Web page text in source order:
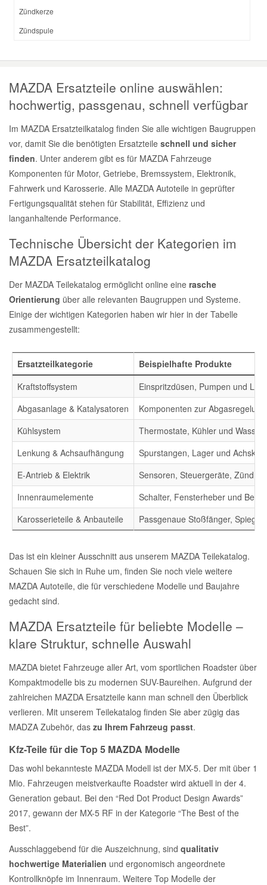
Zündkerze
Zündspule
MAZDA Ersatzteile online auswählen:
hochwertig, passgenau, schnell verfügbar
Im MAZDA Ersatzteilkatalog finden Sie alle wichtigen Baugruppen
vor, damit Sie die benötigten Ersatzteile schnell und sicher
finden. Unter anderem gibt es für MAZDA Fahrzeuge
Komponenten für Motor, Getriebe, Bremssystem, Elektronik,
Fahrwerk und Karosserie. Alle MAZDA Autoteile in geprüfter
Fertigungsqualität stehen für Stabilität, Effizienz und
langanhaltende Performance.
Technische Übersicht der Kategorien im
MAZDA Ersatzteilkatalog
Der MAZDA Teilekatalog ermöglicht online eine rasche
Orientierung über alle relevanten Baugruppen und Systeme.
Einige der wichtigen Kategorien haben wir hier in der Tabelle
zusammengestellt:
Ersatzteilkategorie
Beispielhafte Produkte
Kraftstoffsystem
Einspritzdüsen, Pumpen und
Abgasanlage & Katalysatoren
Komponenten zur
Kühlsystem
Thermostate, Kühler und
Lenkung & Achsaufhängung
Spurstangen, Lager und
E-Antrieb & Elektrik
Sensoren, Steuergeräte,
Innenraumelemente
Schalter, Fensterheber und
Karosserieteile & Anbauteile
Passgenaue Stoßfänger,
Das ist ein kleiner Ausschnitt aus unserem MAZDA Teilekatalog.
Schauen Sie sich in Ruhe um, finden Sie noch viele weitere
MAZDA Autoteile, die für verschiedene Modelle und Baujahre
gedacht sind.
MAZDA Ersatzteile für beliebte Modelle –
klare Struktur, schnelle Auswahl
MAZDA bietet Fahrzeuge aller Art, vom sportlichen Roadster über
Kompaktmodelle bis zu modernen SUV-Baureihen. Aufgrund der
zahlreichen MAZDA Ersatzteile kann man schnell den Überblick
verlieren. Mit unserem Teilekatalog finden Sie aber zügig das
MADZA Zubehör, das zu Ihrem Fahrzeug passt.
Kfz-Teile für die Top 5 MAZDA Modelle
Das wohl bekannteste MAZDA Modell ist der MX-5. Der mit über 1
Mio. Fahrzeugen meistverkaufte Roadster wird aktuell in der 4.
Generation gebaut. Bei den “Red Dot Product Design Awards”
2017, gewann der MX-5 RF in der Kategorie “The Best of the
Best”.
Ausschlaggebend für die Auszeichnung, sind qualitativ
hochwertige Materialien und ergonomisch angeordnete
Kontrollknöpfe im Innenraum. Weitere Top Modelle der